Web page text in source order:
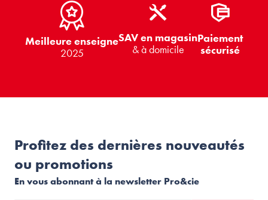
Meilleure enseigne
2025
SAV en magasin
& à domicile
Paiement
sécurisé
Profitez des dernières nouveautés
ou promotions
En vous abonnant à la newsletter Pro&cie